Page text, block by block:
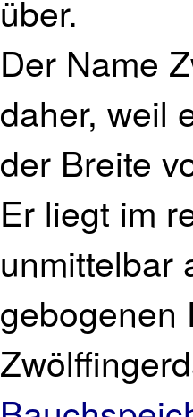
über.
Der Name
daher, weil
der Breite
Er liegt im
unmittelbar
gebogenen